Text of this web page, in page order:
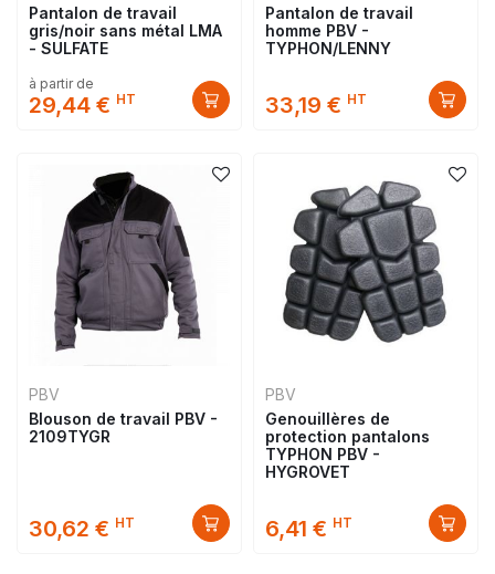
Pantalon de travail
gris/noir sans métal LMA
- SULFATE
à partir de
29,44 € HT
Pantalon de travail
homme PBV -
TYPHON/LENNY
33,19 € HT
PBV
Blouson de travail PBV -
2109TYGR
30,62 € HT
PBV
Genouillères de
protection pantalons
TYPHON PBV -
HYGROVET
6,41 € HT